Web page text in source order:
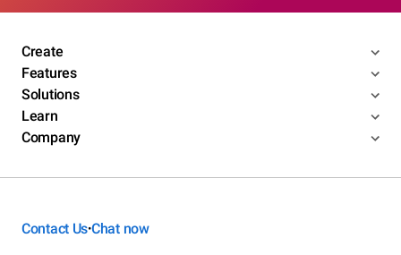
Create
Features
Solutions
Learn
Company
Contact Us•Chat now